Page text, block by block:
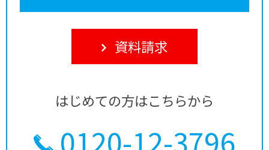
資料請求
はじめての方はこちらから
0120-12-3796